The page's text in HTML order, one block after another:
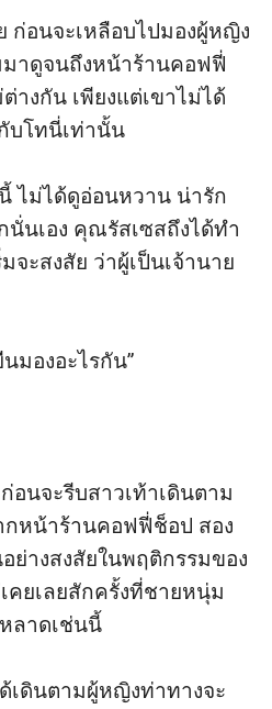
ก่อนจะเหลือบไปมองผู้หญิง
าดูจนถึงหน้าร้านคอฟฟี่
างกัน เพียงแต่เขาไม่ได้
บโทนี่เท่านั้น
ไม่ได้ดูอ่อนหวาน น่ารัก
นเอง คุณรัสเซสถึงได้ทำ
จะสงสัย ว่าผู้เป็นเจ้านาย
มองอะไรกัน”
นจะรีบสาวเท้าเดินตาม
หน้าร้านคอฟฟี่ช็อป สอง
างสงสัยในพฤติกรรมของ
คยเลยสักครั้งที่ชายหนุ่ม
ลาดเช่นนี้
เดินตามผู้หญิงท่าทางจะ